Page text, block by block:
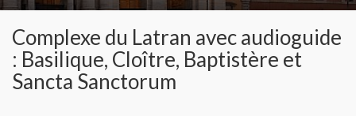
Complexe du Latran avec audioguide
: Basilique, Cloître, Baptistère et
Sancta Sanctorum